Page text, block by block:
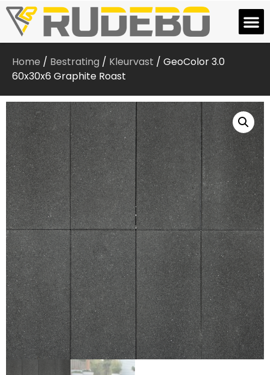
Home / Bestrating / Kleurvast / GeoColor 3.0
60x30x6 Graphite Roast